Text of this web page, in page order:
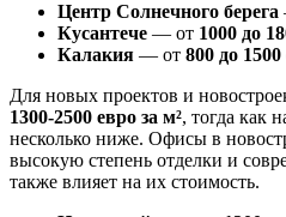
Центр Солнечного берега
Кусантече — от 1000 до
Калакия — от 800 до 1500
Для новых проектов и
1300-2500 евро за м², тогда как
несколько ниже. Офисы в
высокую степень отделки и
также влияет на их стоимость.